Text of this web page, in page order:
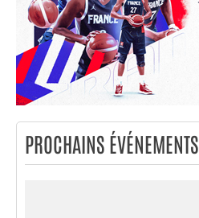
PROCHAINS ÉVÉNEMENTS